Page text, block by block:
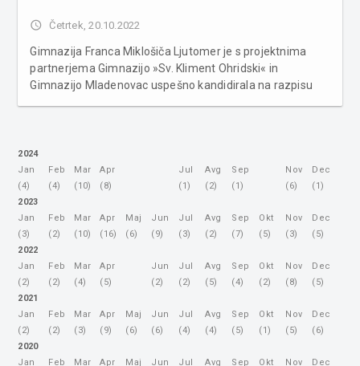
access_time Četrtek, 20.10.2022
Gimnazija Franca Miklošiča Ljutomer je s projektnima
partnerjema Gimnazijo »Sv. Kliment Ohridski« in
Gimnazijo Mladenovac uspešno kandidirala na razpisu
2024
Jan
(4)
Feb
(4)
Mar
(10)
Apr
(8)
Jul
(1)
Avg
(2)
Sep
(1)
Nov
(6)
Dec
(1)
2023
Jan
(3)
Feb
(2)
Mar
(10)
Apr
(16)
Maj
(6)
Jun
(9)
Jul
(3)
Avg
(2)
Sep
(7)
Okt
(5)
Nov
(3)
Dec
(5)
2022
Jan
(2)
Feb
(2)
Mar
(4)
Apr
(5)
Jun
(2)
Jul
(2)
Avg
(5)
Sep
(4)
Okt
(2)
Nov
(8)
Dec
(5)
2021
Jan
(2)
Feb
(2)
Mar
(3)
Apr
(9)
Maj
(6)
Jun
(6)
Jul
(4)
Avg
(4)
Sep
(5)
Okt
(1)
Nov
(5)
Dec
(6)
2020
Jan
Feb
Mar
Apr
Maj
Jun
Jul
Avg
Sep
Okt
Nov
Dec